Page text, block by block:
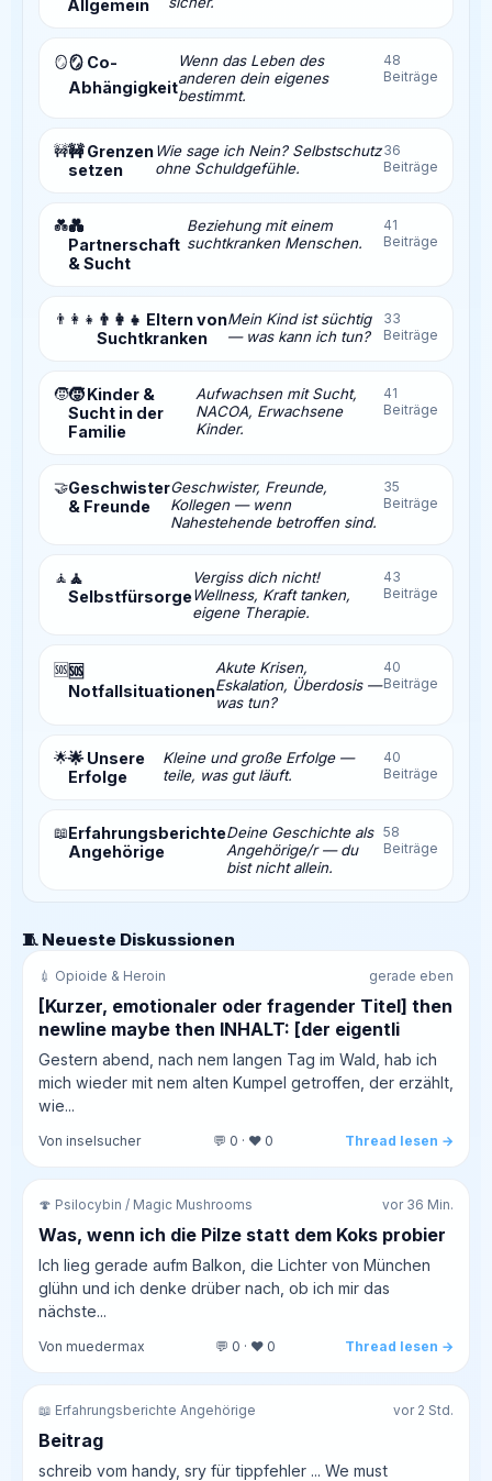
Allgemein
🪞🪞 Co-
Abhängigkeit
Wenn das Leben des
anderen dein eigenes
bestimmt.
48
Beiträge
🚧🚧 Grenzen
setzen
Wie sage ich Nein? Selbstschutz
ohne Schuldgefühle.
36
Beiträge
💑💑
Partnerschaft
& Sucht
Beziehung mit einem
suchtkranken Menschen.
41
Beiträge
👨‍👩‍👧 👨‍👩‍👧 Eltern von
Suchtkranken
Mein Kind ist süchtig
— was kann ich tun?
33
Beiträge
🧒🧒 Kinder &
Sucht in der
Familie
Aufwachsen mit Sucht,
NACOA, Erwachsene
Kinder.
41
Beiträge
🤝Geschwister
& Freunde
Geschwister, Freunde,
Kollegen — wenn
Nahestehende betroffen sind.
35
Beiträge
🧘 🧘
Selbstfürsorge
Vergiss dich nicht!
Wellness, Kraft tanken,
eigene Therapie.
43
Beiträge
🆘🆘
Notfallsituationen
Akute Krisen,
Eskalation, Überdosis —
was tun?
40
Beiträge
🌟🌟 Unsere
Erfolge
Kleine und große Erfolge —
teile, was gut läuft.
40
Beiträge
📖Erfahrungsberichte
Angehörige
Deine Geschichte als
Angehörige/r — du
bist nicht allein.
58
Beiträge
🧵 Neueste Diskussionen
💉 Opioide & Heroin gerade eben
[Kurzer, emotionaler oder fragender Titel] then
newline maybe then INHALT: [der eigentli
Gestern abend, nach nem langen Tag im Wald, hab ich
mich wieder mit nem alten Kumpel getroffen, der erzählt,
wie...
Von inselsucher 💬 0 · ❤️ 0 Thread lesen →
🍄 Psilocybin / Magic Mushrooms vor 36 Min.
Was, wenn ich die Pilze statt dem Koks probier
Ich lieg gerade aufm Balkon, die Lichter von München
glühn und ich denke drüber nach, ob ich mir das
nächste...
Von muedermax 💬 0 · ❤️ 0 Thread lesen →
📖 Erfahrungsberichte Angehörige vor 2 Std.
Beitrag
schreib vom handy, sry für tippfehler ... We must